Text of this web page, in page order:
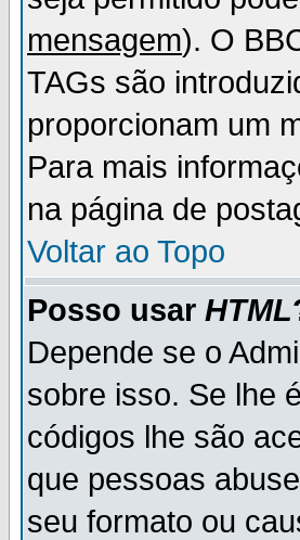
mensagem). O
TAGs são
proporcionam um
Para mais
na página de
Voltar ao Topo
Posso usar HTML
Depende se o
sobre isso. Se lhe
códigos lhe são
que pessoas
seu formato ou